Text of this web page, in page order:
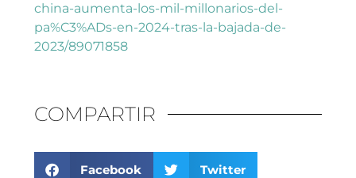
china-aumenta-los-mil-millonarios-del-
pa%C3%ADs-en-2024-tras-la-bajada-de-
2023/89071858
COMPARTIR
Facebook Twitter